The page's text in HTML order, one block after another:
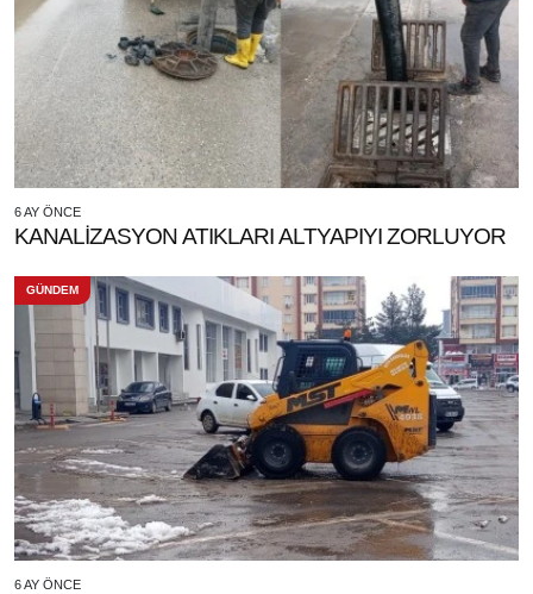
6 AY ÖNCE
KANALİZASYON ATIKLARI ALTYAPIYI ZORLUYOR
GÜNDEM
6 AY ÖNCE